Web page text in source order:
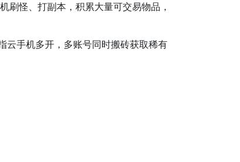
刷怪、打副本，积累大量可交易物品，
手机多开，多账号同时搬砖获取稀有